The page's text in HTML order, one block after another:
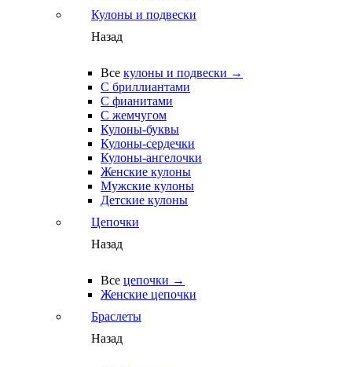
Кулоны и подвески
Назад
Все кулоны и подвески →
С бриллиантами
С фианитами
С жемчугом
Кулоны-буквы
Кулоны-сердечки
Кулоны-ангелочки
Женские кулоны
Мужские кулоны
Детские кулоны
Цепочки
Назад
Все цепочки →
Женские цепочки
Браслеты
Назад